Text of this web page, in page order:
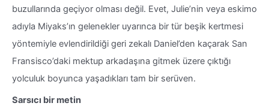
buzullarında geçiyor olması değil. Evet, Julie’nin veya eskimo
adıyla Miyaks’ın gelenekler uyarınca bir tür beşik kertmesi
yöntemiyle evlendirildiği geri zekalı Daniel’den kaçarak San
Fransisco’daki mektup arkadaşına gitmek üzere çıktığı
yolculuk boyunca yaşadıkları tam bir serüven.
Sarsıcı bir metin